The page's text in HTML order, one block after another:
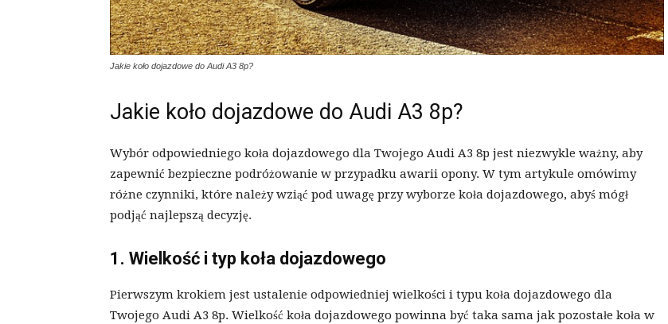
Jakie koło dojazdowe do Audi A3 8p?
Jakie koło dojazdowe do Audi A3 8p?
Wybór odpowiedniego koła dojazdowego dla Twojego Audi A3 8p jest niezwykle ważny, aby
zapewnić bezpieczne podróżowanie w przypadku awarii opony. W tym artykule omówimy
różne czynniki, które należy wziąć pod uwagę przy wyborze koła dojazdowego, abyś mógł
podjąć najlepszą decyzję.
1. Wielkość i typ koła dojazdowego
Pierwszym krokiem jest ustalenie odpowiedniej wielkości i typu koła dojazdowego dla
Twojego Audi A3 8p. Wielkość koła dojazdowego powinna być taka sama jak pozostałe koła w